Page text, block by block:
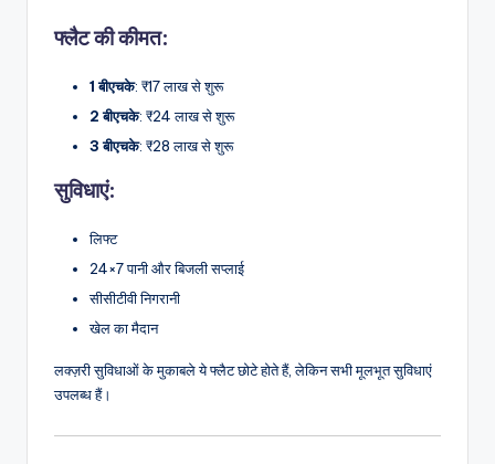
फ्लैट की कीमत:
1 बीएचके: ₹17 लाख से शुरू
2 बीएचके: ₹24 लाख से शुरू
3 बीएचके: ₹28 लाख से शुरू
सुविधाएं:
लिफ्ट
24×7 पानी और बिजली सप्लाई
सीसीटीवी निगरानी
खेल का मैदान
लक्ज़री सुविधाओं के मुकाबले ये फ्लैट छोटे होते हैं, लेकिन सभी मूलभूत सुविधाएं
उपलब्ध हैं।